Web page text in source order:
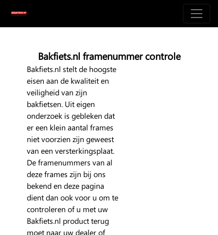
Bakfiets.nl framenummer controle
Bakfiets.nl stelt de hoogste
eisen aan de kwaliteit en
veiligheid van zijn
bakfietsen. Uit eigen
onderzoek is gebleken dat
er een klein aantal frames
niet voorzien zijn geweest
van een versterkingsplaat.
De framenummers van al
deze frames zijn bij ons
bekend en deze pagina
dient dan ook voor u om te
controleren of u met uw
Bakfiets.nl product terug
moet naar uw dealer of